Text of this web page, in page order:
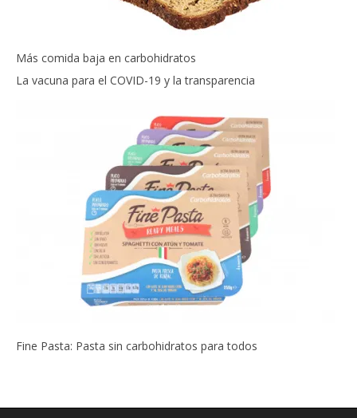
Más comida baja en carbohidratos
La vacuna para el COVID-19 y la transparencia
Fine Pasta: Pasta sin carbohidratos para todos